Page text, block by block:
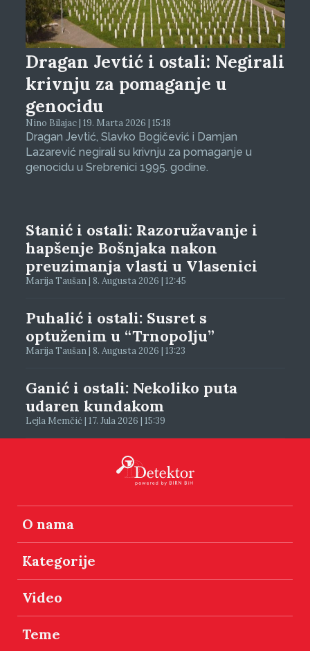
Dragan Jevtić i ostali: Negirali
krivnju za pomaganje u
genocidu
Nino Bilajac | 19. Marta 2026 | 15:18
Dragan Jevtić, Slavko Bogičević i Damjan
Lazarević negirali su krivnju za pomaganje u
genocidu u Srebrenici 1995. godine.
Stanić i ostali: Razoružavanje i
hapšenje Bošnjaka nakon
preuzimanja vlasti u Vlasenici
Marija Taušan | 8. Augusta 2026 | 12:45
Puhalić i ostali: Susret s
optuženim u “Trnopolju”
Marija Taušan | 8. Augusta 2026 | 13:23
Ganić i ostali: Nekoliko puta
udaren kundakom
Lejla Memčić | 17. Jula 2026 | 15:39
O nama
Kategorije
Video
Teme